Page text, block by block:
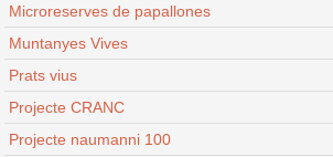
Microreserves de papallones
Muntanyes Vives
Prats vius
Projecte CRANC
Projecte naumanni 100